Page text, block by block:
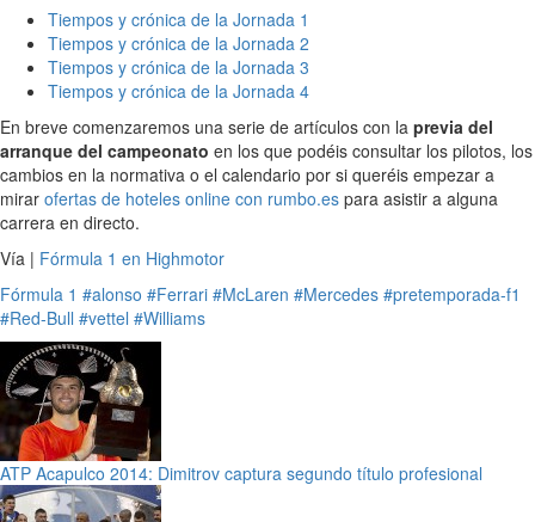
Tiempos y crónica de la Jornada 1
Tiempos y crónica de la Jornada 2
Tiempos y crónica de la Jornada 3
Tiempos y crónica de la Jornada 4
En breve comenzaremos una serie de artículos con la previa del
arranque del campeonato en los que podéis consultar los pilotos, los
cambios en la normativa o el calendario por si queréis empezar a
mirar ofertas de hoteles online con rumbo.es para asistir a alguna
carrera en directo.
Vía | Fórmula 1 en Highmotor
Fórmula 1 #alonso #Ferrari #McLaren #Mercedes #pretemporada-f1
#Red-Bull #vettel #Williams
ATP Acapulco 2014: Dimitrov captura segundo título profesional